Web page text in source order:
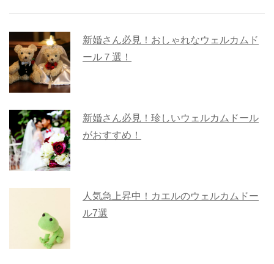
新婚さん必見！おしゃれなウェルカムド
ール７選！
新婚さん必見！珍しいウェルカムドール
がおすすめ！
人気急上昇中！カエルのウェルカムドー
ル7選